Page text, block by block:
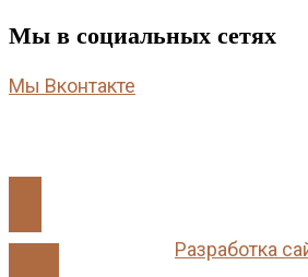
Мы в социальных сетях
Мы Вконтакте
Разработка